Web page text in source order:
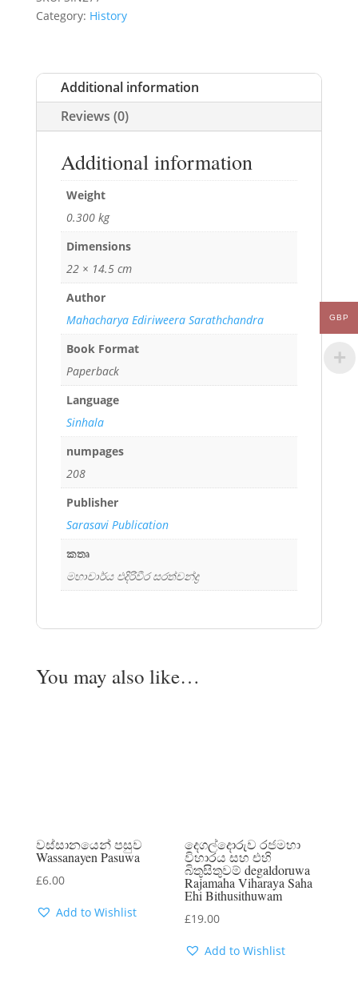
Category: History
Additional information
Reviews (0)
Additional information
Weight
0.300 kg
Dimensions
22 × 14.5 cm
Author
Mahacharya Ediriweera Sarathchandra
Book Format
Paperback
Language
Sinhala
numpages
208
Publisher
Sarasavi Publication
කතෘ
මහාචාර්ය එදිරිවීර සරත්චන්ද්‍ර
You may also like…
වස්සානයෙන් පසුව
Wassanayen Pasuwa
£6.00
Add to Wishlist
දෙගල්දොරුව රජමහා
විහාරය සහ එහි
බිතුසිතුවම් degaldoruwa
Rajamaha Viharaya Saha
Ehi Bithusithuwam
£19.00
Add to Wishlist
GBP